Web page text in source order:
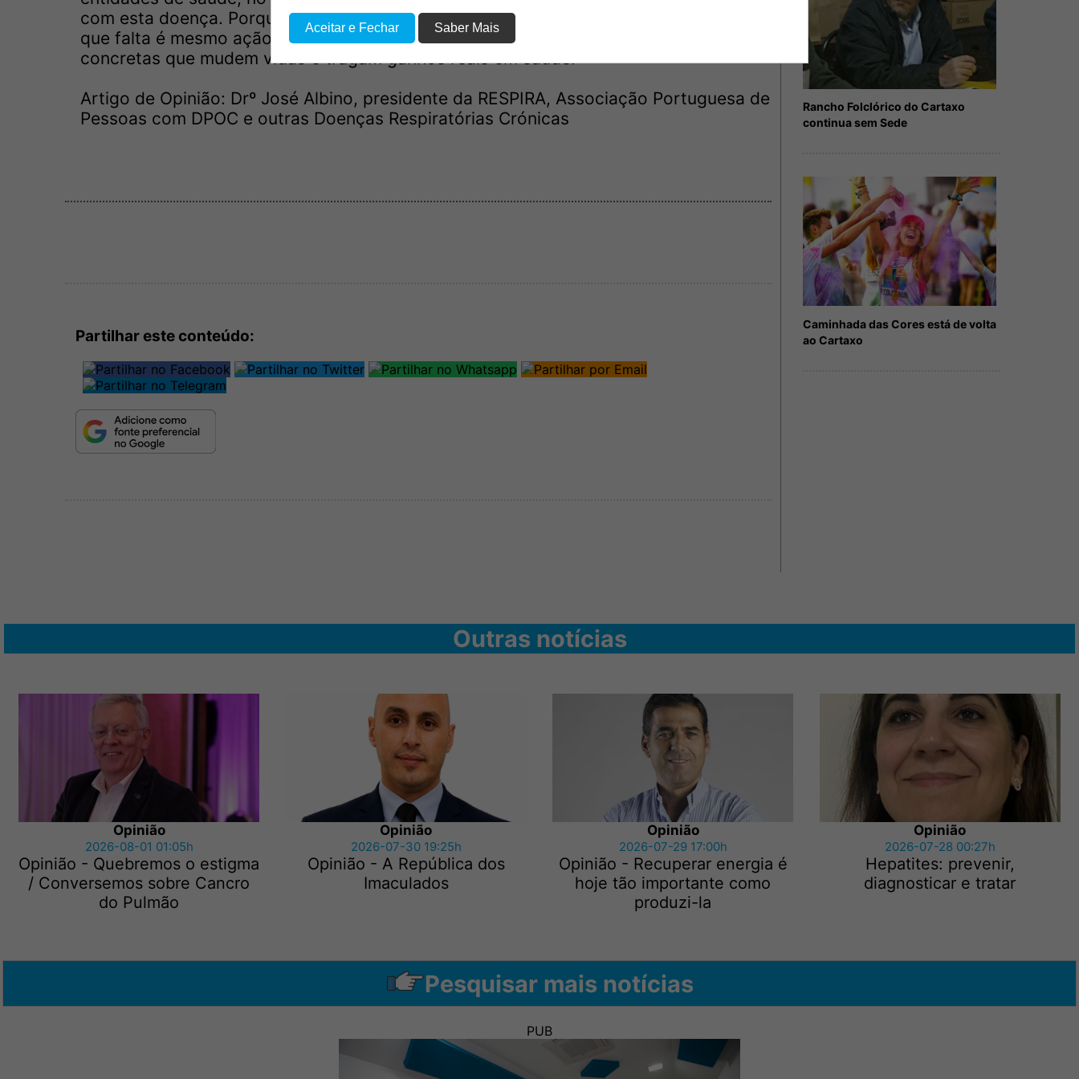
com esta doença. Porque se não existe falta de meios, nem falta de verbas, então o
que falta é mesmo ação e coordenação, para transformar compromissos em medidas
concretas que mudem vidas e tragam ganhos reais em saúde.
Artigo de Opinião: Drº José Albino, presidente da RESPIRA, Associação Portuguesa de
Pessoas com DPOC e outras Doenças Respiratórias Crónicas
Partilhar este conteúdo:
Rancho Folclórico do Cartaxo
continua sem Sede
Caminhada das Cores está de volta
ao Cartaxo
Outras notícias
Opinião
2026-08-01 01:05h
Opinião - Quebremos o estigma
/ Conversemos sobre Cancro
do Pulmão
Opinião
2026-07-30 19:25h
Opinião - A República dos
Imaculados
Opinião
2026-07-29 17:00h
Opinião - Recuperar energia é
hoje tão importante como
produzi-la
Opinião
2026-07-28 00:27h
Hepatites: prevenir,
diagnosticar e tratar
Pesquisar mais notícias
PUB
Aceitar e Fechar Saber Mais